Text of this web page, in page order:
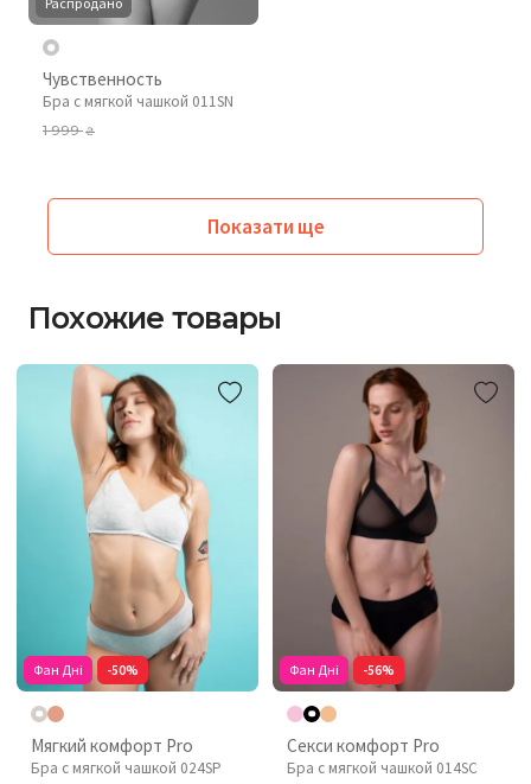
Чувственность
Бра с мягкой чашкой 011SN
1 999₴
Показати ще
Похожие товары
Фан Дні -50%
Мягкий комфорт Pro
Бра с мягкой чашкой 024SP
Фан Дні -56%
Секси комфорт Pro
Бра с мягкой чашкой 014SC